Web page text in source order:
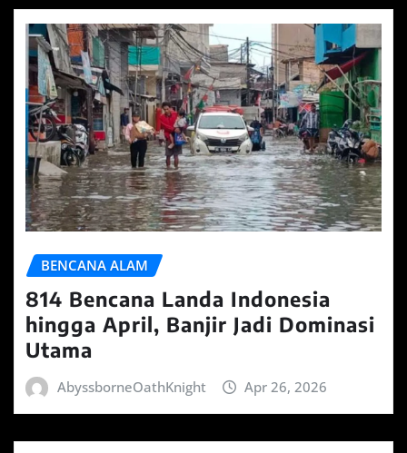
BENCANA ALAM
814 Bencana Landa Indonesia
hingga April, Banjir Jadi Dominasi
Utama
AbyssborneOathKnight Apr 26, 2026